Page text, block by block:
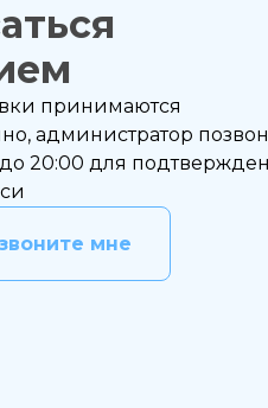
принимаются
администратор
20:00 для
мне